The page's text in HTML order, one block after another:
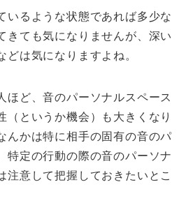
いるような状態であれば多少な
きても気になりませんが、深い
どは気になりますよね。
ほど、音のパーソナルスペース
（というか機会）も大きくなり
んかは特に相手の固有の音のパ
特定の行動の際の音のパーソナ
注意して把握しておきたいとこ